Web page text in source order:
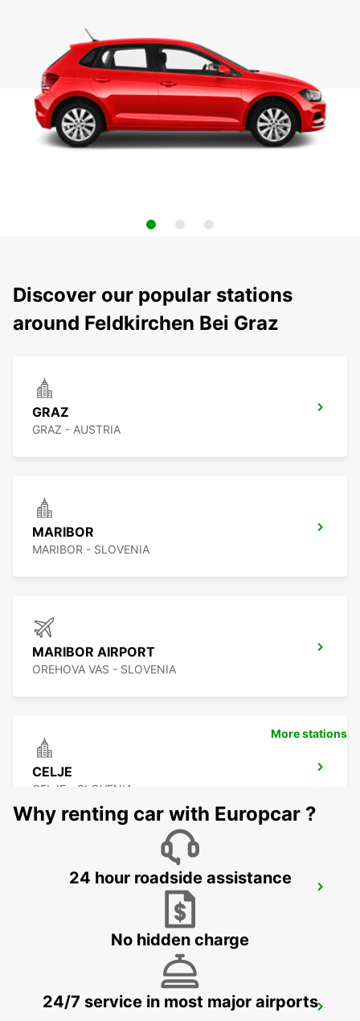
Discover our popular stations
around Feldkirchen Bei Graz
GRAZ
GRAZ - AUSTRIA
MARIBOR
MARIBOR - SLOVENIA
MARIBOR AIRPORT
OREHOVA VAS - SLOVENIA
CELJE
CELJE - SLOVENIA
KLAGENFURT AIRPORT
ZALAEGERSZEG
More stations
Why renting car with Europcar ?
24 hour roadside assistance
No hidden charge
24/7 service in most major airports